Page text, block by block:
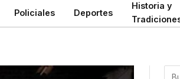
Policiales Deportes
Historia y